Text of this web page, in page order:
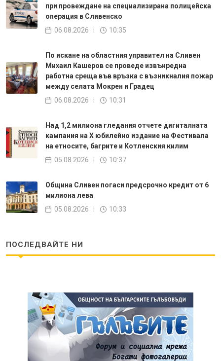
при провеждане на специализирана полицейска
операция в Сливенско
06.08.2026
10:35
По искане на областния управител на Сливен
Михаил Кашеров се проведе извънредна
работна среща във връзка с възникналия пожар
между селата Мокрен и Градец
06.08.2026
10:31
Над 1,2 милиона гледания отчете дигиталната
кампания на Х юбилейно издание на Фестивала
на етносите, багрите и Котленския килим
05.08.2026
10:37
Община Сливен погаси предсрочно кредит от 6
милиона лева
05.08.2026
10:33
ПОСЛЕДВАЙТЕ НИ